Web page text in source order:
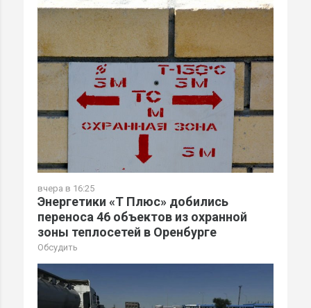
вчера в 16:25
Энергетики «Т Плюс» добились
переноса 46 объектов из охранной
зоны теплосетей в Оренбурге
Обсудить